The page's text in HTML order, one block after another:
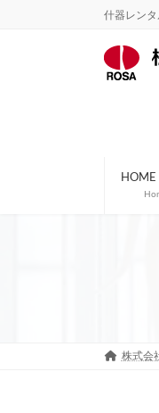
什器レン
株式会